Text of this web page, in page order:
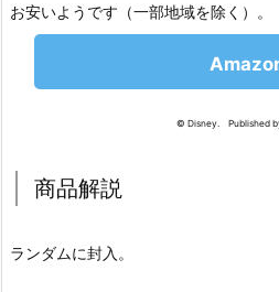
お安いようです（一部地域を除く）。
© Disney. Published
商品解説
ランダムに封入。